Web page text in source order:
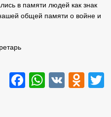
в памяти людей как знак
общей памяти о войне и
Facebook
VK